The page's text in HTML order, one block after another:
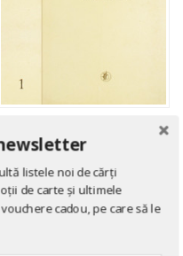
Opere, vol. 1
deTudor Vianu
listele noi de cărți
de carte și ultimele
cadou, pe care să le